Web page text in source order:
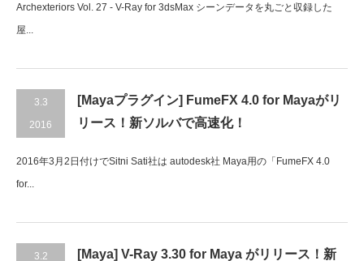
Archexteriors Vol. 27 - V-Ray for 3dsMax シーンデータを丸ごと収録した
屋...
3.3
2016
[Mayaプラグイン] FumeFX 4.0 for Mayaがリ
リース！新ソルバで高速化！
2016年3月2日付けでSitni Sati社は autodesk社 Maya用の「FumeFX 4.0
for...
3.2
[Maya] V-Ray 3.30 for Maya がリリース！新